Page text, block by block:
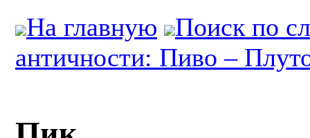
На главную
Поиск по
античности: Пиво –